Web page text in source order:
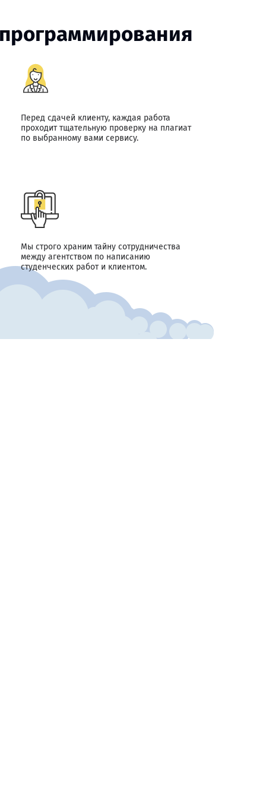
Перед сдачей клиенту, каждая работа
проходит тщательную проверку на плагиат
по выбранному вами сервису.
Мы строго храним тайну сотрудничества
между агентством по написанию
студенческих работ и клиентом.